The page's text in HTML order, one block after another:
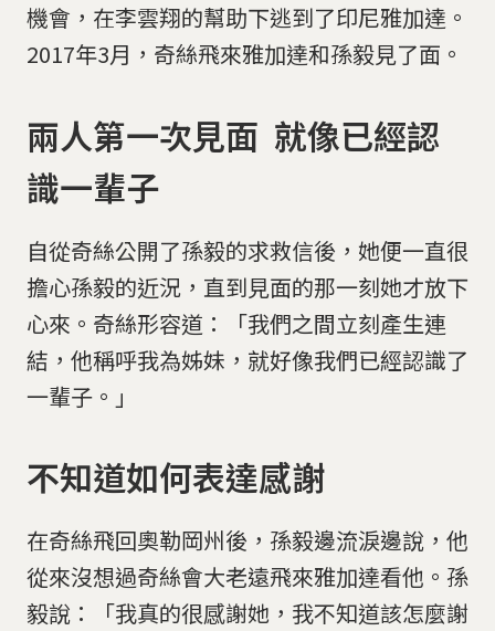
機會，在李雲翔的幫助下逃到了印尼雅加達。
2017年3月，奇絲飛來雅加達和孫毅見了面。
兩人第一次見面 就像已經認
識一輩子
自從奇絲公開了孫毅的求救信後，她便一直很
擔心孫毅的近況，直到見面的那一刻她才放下
心來。奇絲形容道：「我們之間立刻產生連
結，他稱呼我為姊妹，就好像我們已經認識了
一輩子。」
不知道如何表達感謝
在奇絲飛回奧勒岡州後，孫毅邊流淚邊說，他
從來沒想過奇絲會大老遠飛來雅加達看他。孫
毅說：「我真的很感謝她，我不知道該怎麼謝